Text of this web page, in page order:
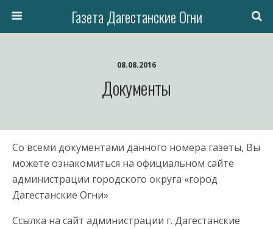
Газета Дагестанские Огни
08.08.2016
Документы
Со всеми документами данного номера газеты, Вы
можете ознакомиться на официальном сайте
администрации городского округа «город
Дагестанские Огни»
Ссылка на сайт администрации г. Дагестанские